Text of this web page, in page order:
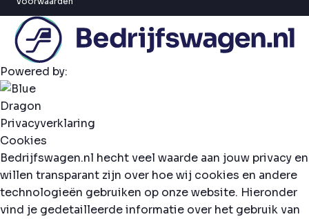
Powered by:
Privacyverklaring
Cookies
Bedrijfswagen.nl hecht veel waarde aan jouw privacy en
willen transparant zijn over hoe wij cookies en andere
technologieën gebruiken op onze website. Hieronder
vind je gedetailleerde informatie over het gebruik van